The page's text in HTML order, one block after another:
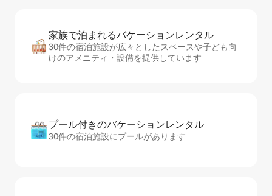
家族で泊まれるバ⁠ケ⁠ー⁠シ⁠ョ⁠ンレ⁠ン⁠タ⁠ル
30件の宿泊施設が広々としたスペースや子ども向
けのアメニティ・設備を提供しています
プール付きのバ⁠ケ⁠ー⁠シ⁠ョ⁠ンレ⁠ン⁠タ⁠ル
30件の宿泊施設にプールがあります